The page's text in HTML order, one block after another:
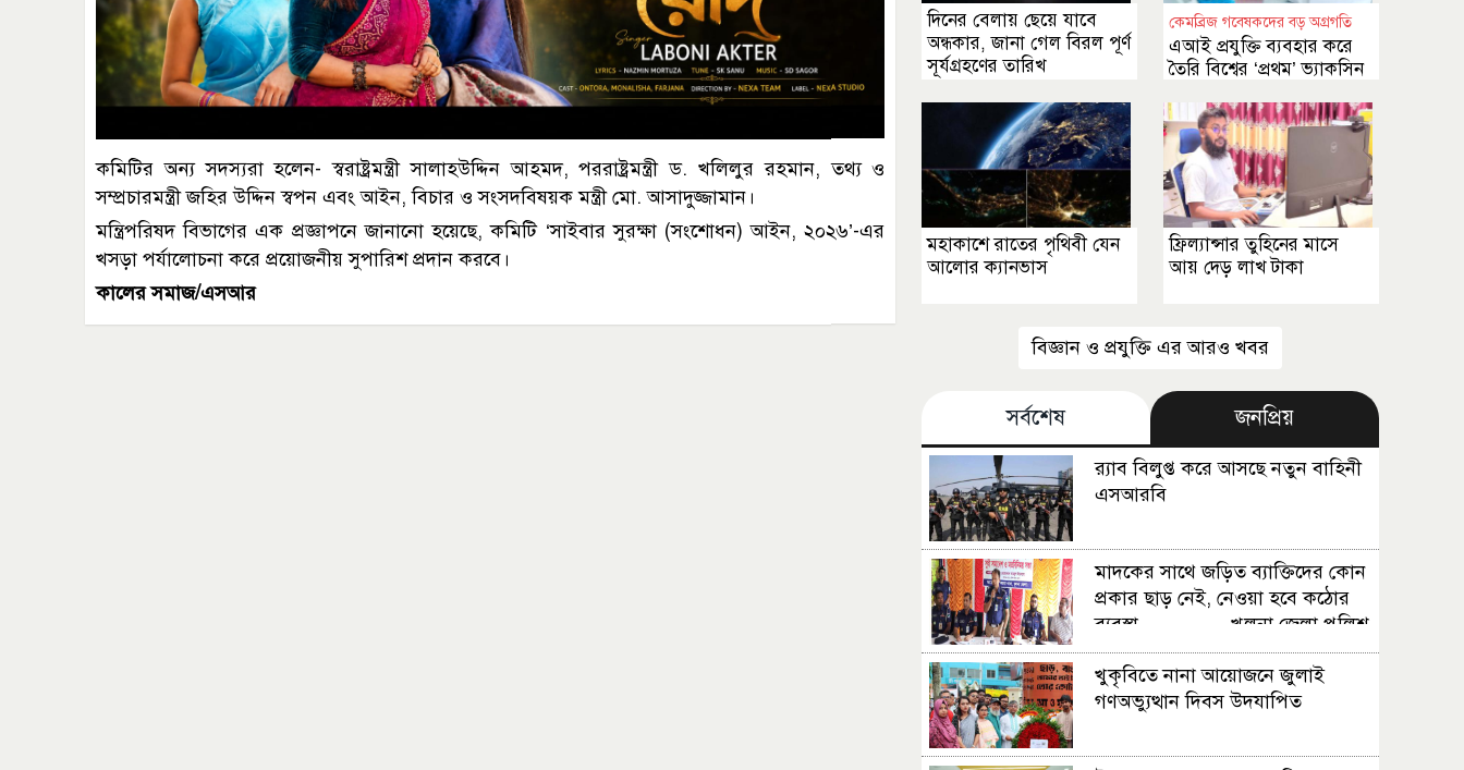
কমিটির অন্য সদস্যরা হলেন- স্বরাষ্ট্রমন্ত্রী সালাহউদ্দিন আহমদ, পররাষ্ট্রমন্ত্রী ড. খলিলুর রহমান, তথ্য ও
সম্প্রচারমন্ত্রী জহির উদ্দিন স্বপন এবং আইন, বিচার ও সংসদবিষয়ক মন্ত্রী মো. আসাদুজ্জামান।
মন্ত্রিপরিষদ বিভাগের এক প্রজ্ঞাপনে জানানো হয়েছে, কমিটি ‘সাইবার সুরক্ষা (সংশোধন) আইন, ২০২৬’-এর
খসড়া পর্যালোচনা করে প্রয়োজনীয় সুপারিশ প্রদান করবে।
কালের সমাজ/এসআর
দিনের বেলায় ছেয়ে যাবে
অন্ধকার, জানা গেল বিরল পূর্ণ
সূর্যগ্রহণের তারিখ
কেমব্রিজ গবেষকদের বড় অগ্রগতি
এআই প্রযুক্তি ব্যবহার করে
তৈরি বিশ্বের ‘প্রথম’ ভ্যাকসিন
মহাকাশে রাতের পৃথিবী যেন
আলোর ক্যানভাস
ফ্রিল্যান্সার তুহিনের মাসে
আয় দেড় লাখ টাকা
বিজ্ঞান ও প্রযুক্তি এর আরও খবর
সর্বশেষ জনপ্রিয়
র‍্যাব বিলুপ্ত করে আসছে নতুন বাহিনী
এসআরবি
মাদকের সাথে জড়িত ব্যাক্তিদের কোন
প্রকার ছাড় নেই, নেওয়া হবে কঠোর
ব্যবস্থা ................খুলনা জেলা পুলিশ
সুপার
খুকৃবিতে নানা আয়োজনে জুলাই
গণঅভ্যুত্থান দিবস উদযাপিত